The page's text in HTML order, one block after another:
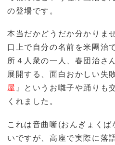
の登場です。
本当だかどうだか分かりま
口上で自分の名前を米團治
所４人衆の一人、春団治さ
展開する、面白おかしい失
屋 』というお囃子や踊りも
くれました。
これは音曲噺(おんぎょく
いですが、高座で実際に落